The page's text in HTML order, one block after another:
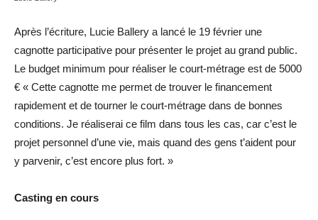
Après l’écriture, Lucie Ballery a lancé le 19 février une
cagnotte participative pour présenter le projet au grand public.
Le budget minimum pour réaliser le court-métrage est de 5000
€ « Cette cagnotte me permet de trouver le financement
rapidement et de tourner le court-métrage dans de bonnes
conditions. Je réaliserai ce film dans tous les cas, car c’est le
projet personnel d’une vie, mais quand des gens t’aident pour
y parvenir, c’est encore plus fort. »
Casting en cours